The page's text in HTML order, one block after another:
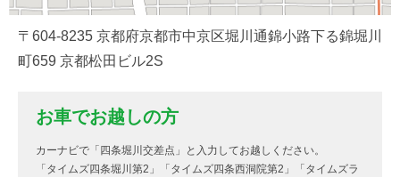
〒604-8235 京都府京都市中京区堀川通錦小路下る錦堀川
町659 京都松田ビル2S
お車でお越しの方
カーナビで「四条堀川交差点」と入力してお越しください。
「タイムズ四条堀川第2」「タイムズ四条西洞院第2」「タイムズラ